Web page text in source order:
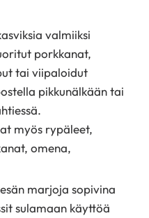
valmiiksi
porkkanat,
tai viipaloidut
pikkunälkään tai
myös rypäleet,
omena,
marjoja sopivina
sulamaan käyttöä